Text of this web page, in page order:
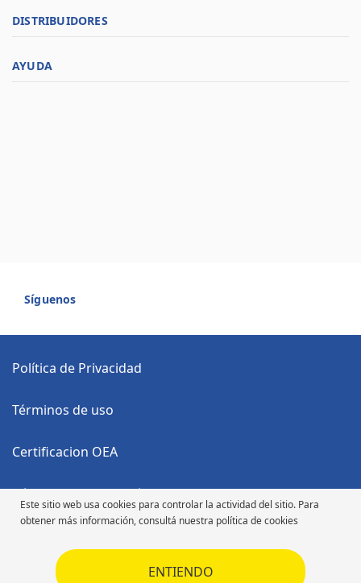
Este sitio web usa cookies para controlar la actividad del sitio. Para
obtener más información, consultá nuestra política de cookies
ENTIENDO
DISTRIBUIDORES
AYUDA
Síguenos
Política de Privacidad
Términos de uso
Certificacion OEA
Código Anticorrupción
Código de Ética